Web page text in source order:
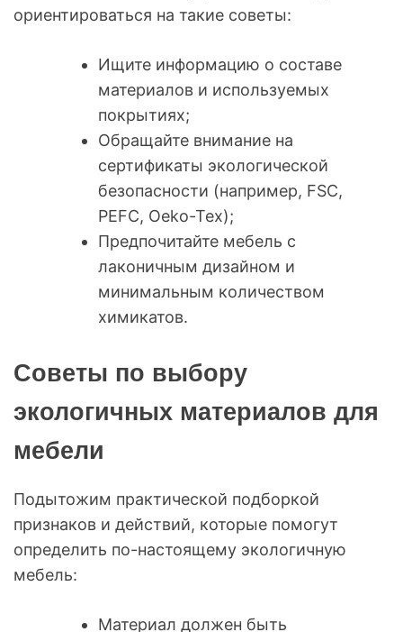
ориентироваться на такие советы:
Ищите информацию о составе
материалов и используемых
покрытиях;
Обращайте внимание на
сертификаты экологической
безопасности (например, FSC,
PEFC, Oeko-Tex);
Предпочитайте мебель с
лаконичным дизайном и
минимальным количеством
химикатов.
Советы по выбору
экологичных материалов для
мебели
Подытожим практической подборкой
признаков и действий, которые помогут
определить по-настоящему экологичную
мебель:
Материал должен быть